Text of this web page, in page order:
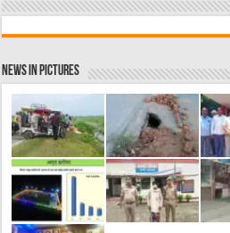
News in Pictures